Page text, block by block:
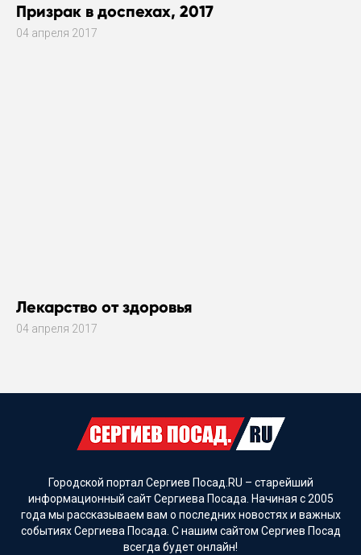
Призрак в доспехах, 2017
04 апреля 2017
Лекарство от здоровья
04 апреля 2017
Городской портал Сергиев Посад.RU – старейший
информационный сайт Сергиева Посада. Начиная с 2005
года мы рассказываем вам о последних новостях и важных
событиях Сергиева Посада. С нашим сайтом Сергиев Посад
всегда будет онлайн!